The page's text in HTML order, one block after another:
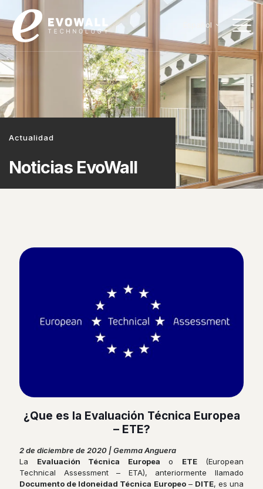
Español
Actualidad
Noticias EvoWall
¿Que es la Evaluación Técnica Europea
– ETE?
2 de diciembre de 2020 | Gemma Anguera
La Evaluación Técnica Europea o ETE(European
Technical Assessment – ETA), anteriormente llamado
Documento de Idoneidad Técnica Europeo– DITE, es una